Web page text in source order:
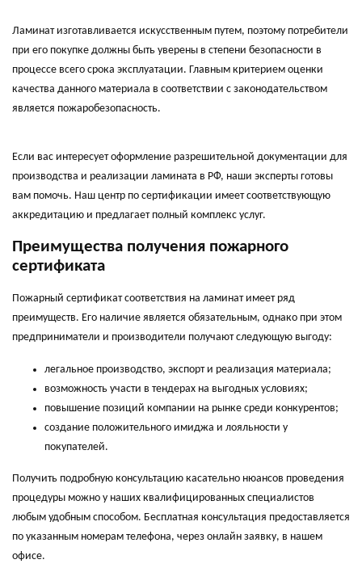
Ламинат изготавливается искусственным путем, поэтому потребители
при его покупке должны быть уверены в степени безопасности в
процессе всего срока эксплуатации. Главным критерием оценки
качества данного материала в соответствии с законодательством
является пожаробезопасность.
Если вас интересует оформление разрешительной документации для
производства и реализации ламината в РФ, наши эксперты готовы
вам помочь. Наш центр по сертификации имеет соответствующую
аккредитацию и предлагает полный комплекс услуг.
Преимущества получения пожарного
сертификата
Пожарный сертификат соответствия на ламинат имеет ряд
преимуществ. Его наличие является обязательным, однако при этом
предприниматели и производители получают следующую выгоду:
легальное производство, экспорт и реализация материала;
возможность участи в тендерах на выгодных условиях;
повышение позиций компании на рынке среди конкурентов;
создание положительного имиджа и лояльности у
покупателей.
Получить подробную консультацию касательно нюансов проведения
процедуры можно у наших квалифицированных специалистов
любым удобным способом. Бесплатная консультация предоставляется
по указанным номерам телефона, через онлайн заявку, в нашем
офисе.